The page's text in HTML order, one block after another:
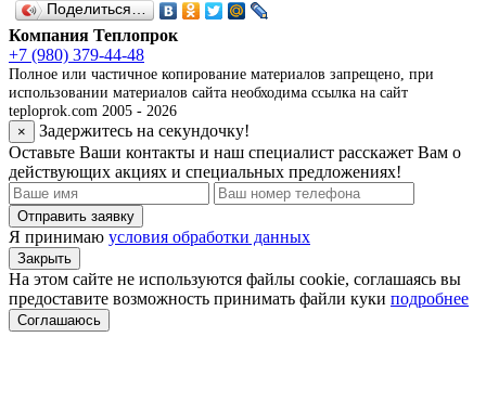
Поделиться…
Компания Теплопрок
+7 (980) 379-44-48
Полное или частичное копирование материалов запрещено, при
использовании материалов сайта необходима ссылка на сайт
teploprok.com 2005 - 2026
×
Задержитесь на секундочку!
Оставьте Ваши контакты и наш специалист расскажет Вам о
действующих акциях и специальных предложениях!
Отправить заявку
Я принимаю условия обработки данных
Закрыть
На этом сайте не используются файлы cookie, соглашаясь вы
предоставите возможность принимать файли куки подробнее
Соглашаюсь